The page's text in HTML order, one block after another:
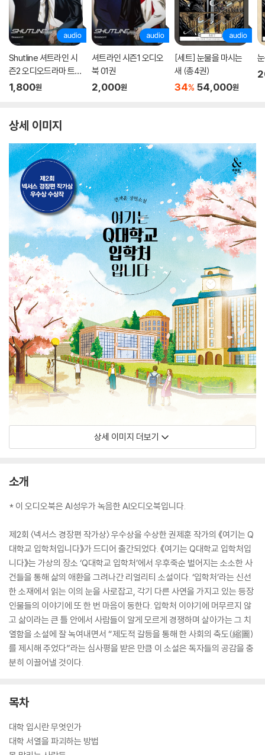
Shutline 셔트라인 시
즌2 오디오드라마 트랙
01
1,800원
셔트라인 시즌1 오디오
북 01권
2,000원
[세트] 눈물을 마시는
새 (총4권)
34% 54,000원
상세 이미지
상세 이미지 더보기
소개
* 이 오디오북은 AI성우가 녹음한 AI오디오북입니다.
제2회 〈넥서스 경장편 작가상〉 우수상을 수상한 권제훈 작가의 《여기는 Q
대학교 입학처입니다》가 드디어 출간되었다. 《여기는 Q대학교 입학처입
니다》는 가상의 장소 ‘Q대학교 입학처’에서 우후죽순 벌어지는 소소한 사
건들을 통해 삶의 애환을 그려나간 리얼리티 소설이다. ‘입학처’라는 신선
한 소재에서 읽는 이의 눈을 사로잡고, 각기 다른 사연을 가지고 있는 등장
인물들의 이야기에 또 한 번 마음이 동한다. 입학처 이야기에 머무르지 않
고 삶이라는 큰 틀 안에서 사람들이 알게 모르게 경쟁하며 살아가는 그 치
열함을 소설에 잘 녹여내면서 “제도적 갈등을 통해 한 사회의 축도(縮圖)
를 제시해 주었다”라는 심사평을 받은 만큼 이 소설은 독자들의 공감을 충
분히 이끌어낼 것이다.
목차
대학 입시란 무엇인가
대학 서열을 파괴하는 방법